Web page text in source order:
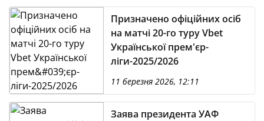
Призначено офіційних осіб
на матчі 20-го туру Vbet
Української прем'єр-
ліги-2025/2026
11 березня 2026, 12:11
Заява президента УАФ